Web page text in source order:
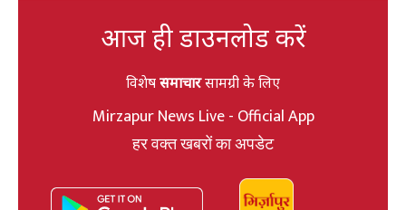
आज ही डाउनलोड करें
विशेषसमाचारसामग्री के लिए
Mirzapur News Live - Official App
हर वक्त खबरों का अपडेट